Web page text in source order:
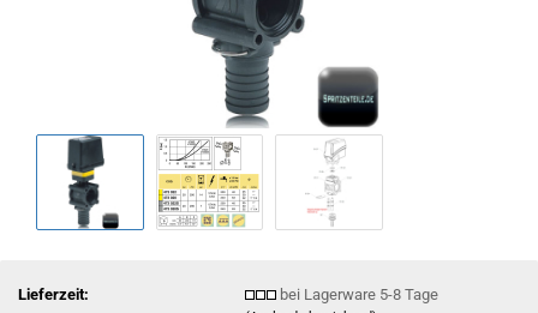
Lieferzeit: bei Lagerware 5-8 Tage